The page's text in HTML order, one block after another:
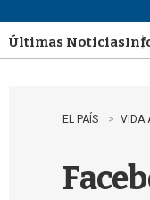
u
Últimas Noticias
EL PAÍS VIDA